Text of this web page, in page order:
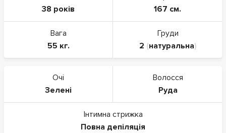
38 років
167 см.
Вага
55 кг.
Груди
2 (натуральна)
Очі
Зелені
Волосся
Руда
Інтимна стрижка
Повна депіляція